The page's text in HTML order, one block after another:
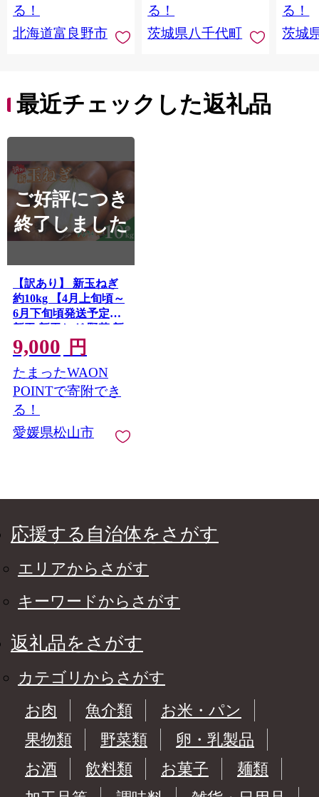
る！
北海道富良野市
直送 【 先行予約 2026
年10月下旬以降発送
】 [AX010ya]
る！
茨城県八千代町
る！
茨城
最近チェックした返礼品
ご好評につき
終了しました
【訳あり】 新玉ねぎ
約10kg 【4月上旬頃～
6月下旬頃発送予定】 |
新玉 新玉ねぎ 野菜 新
玉葱 たまねぎ タマネ
ギ 玉ねぎ 玉葱 野菜 愛
媛 松山
9,000 円
たまったWAON
POINTで寄附でき
る！
愛媛県松山市
応援する自治体をさがす
エリアからさがす
キーワードからさがす
返礼品をさがす
カテゴリからさがす
お肉
魚介類
お米・パン
果物類
野菜類
卵・乳製品
お酒
飲料類 お菓子
麺類